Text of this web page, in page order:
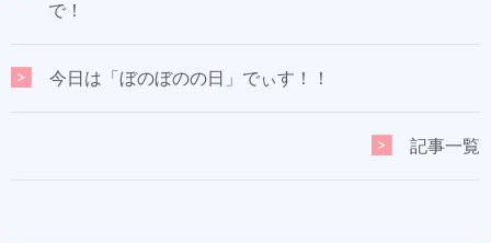
で！
今日は「ぼのぼのの日」でぃす！！
記事一覧